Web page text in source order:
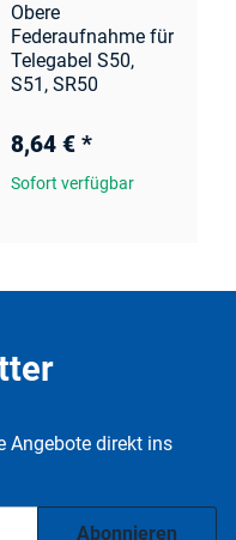
Obere
Federaufnahme für
Telegabel S50,
S51, SR50
8,64 € *
Sofort verfügbar
Angebote direkt ins
Abonnieren